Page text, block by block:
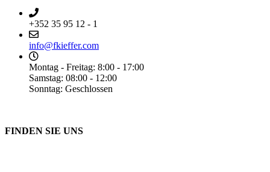
+352 35 95 12 - 1
info@fkieffer.com
Montag - Freitag: 8:00 - 17:00
Samstag: 08:00 - 12:00
Sonntag: Geschlossen
FINDEN SIE UNS